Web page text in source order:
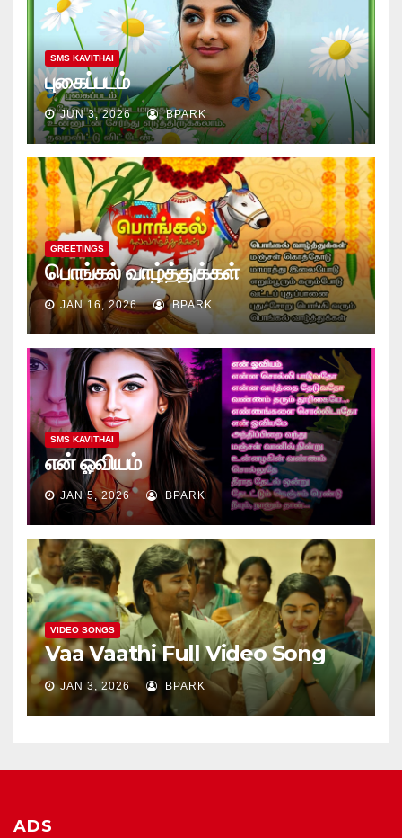
SMS KAVITHAI
புகைப்படம்
JUN 3, 2026 BPARK
GREETINGS
பொங்கல் வாழ்த்துக்கள்
JAN 16, 2026 BPARK
SMS KAVITHAI
என் ஓவியம்
JAN 5, 2026 BPARK
VIDEO SONGS
Vaa Vaathi Full Video Song
JAN 3, 2026 BPARK
ADS